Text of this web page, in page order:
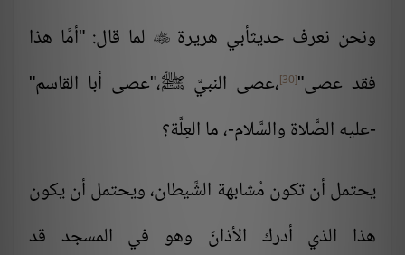
ونحن نعرف حديثأبي هريرة لما قال: "أمَّا هذا
فقد عصى"[30]
،عصى النبيَّ ﷺ،"عصى أبا القاسم"
-عليه الصَّلاة والسَّلام-، ما العِلَّة؟
يحتمل أن تكون مُشابهة الشَّيطان، ويحتمل أن يكون
هذا الذي أدرك الأذانَ وهو في المسجد قد